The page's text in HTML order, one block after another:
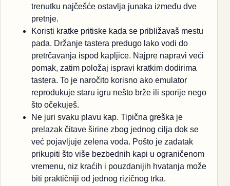
trenutku najčešće ostavlja junaka između dve
pretnje.
Koristi kratke pritiske kada se približavaš mestu
pada. Držanje tastera predugo lako vodi do
pretrčavanja ispod kapljice. Najpre napravi veći
pomak, zatim položaj ispravi kratkim dodirima
tastera. To je naročito korisno ako emulator
reprodukuje staru igru nešto brže ili sporije nego
što očekuješ.
Ne juri svaku plavu kap. Tipična greška je
prelazak čitave širine zbog jednog cilja dok se
već pojavljuje zelena voda. Pošto je zadatak
prikupiti što više bezbednih kapi u ograničenom
vremenu, niz kraćih i pouzdanijih hvatanja može
biti praktičniji od jednog rizičnog trka.